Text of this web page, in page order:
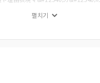
感した。しかし、すぐにでも
펼치기